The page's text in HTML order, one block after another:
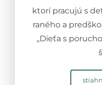
ktorí pracujú s
raného a
„Dieťa s